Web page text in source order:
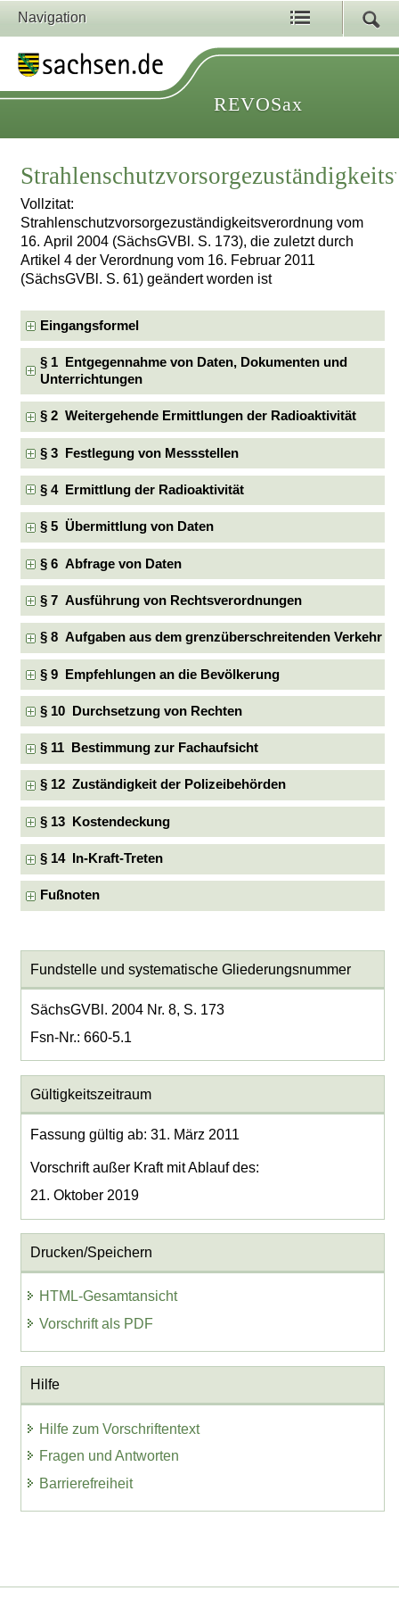
Navigation
REVOSax
Vollzitat:
Strahlenschutzvorsorgezuständigkeitsverordnung vom
16. April 2004 (SächsGVBl. S. 173), die zuletzt durch
Artikel 4 der Verordnung vom 16. Februar 2011
(SächsGVBl. S. 61) geändert worden ist
Eingangsformel
§ 1 Entgegennahme von Daten, Dokumenten und
Unterrichtungen
§ 2 Weitergehende Ermittlungen der Radioaktivität
§ 3 Festlegung von Messstellen
§ 4 Ermittlung der Radioaktivität
§ 5 Übermittlung von Daten
§ 6 Abfrage von Daten
§ 7 Ausführung von Rechtsverordnungen
§ 8 Aufgaben aus dem grenzüberschreitenden Verkehr
§ 9 Empfehlungen an die Bevölkerung
§ 10 Durchsetzung von Rechten
§ 11 Bestimmung zur Fachaufsicht
§ 12 Zuständigkeit der Polizeibehörden
§ 13 Kostendeckung
§ 14 In-Kraft-Treten
Fußnoten
Fundstelle und systematische Gliederungsnummer
SächsGVBl. 2004 Nr. 8, S. 173
Fsn-Nr.: 660-5.1
Gültigkeitszeitraum
Fassung gültig ab: 31. März 2011
Vorschrift außer Kraft mit Ablauf des:
21. Oktober 2019
Drucken/Speichern
HTML-Gesamtansicht
Vorschrift als PDF
Hilfe
Hilfe zum Vorschriftentext
Fragen und Antworten
Barrierefreiheit